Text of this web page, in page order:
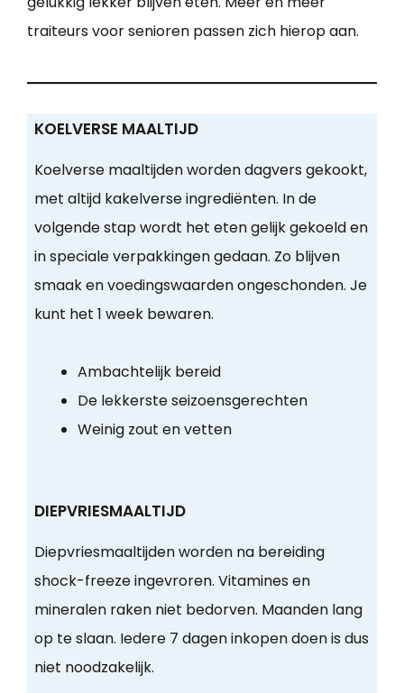
traiteurs voor senioren passen zich hierop aan.
KOELVERSE MAALTIJD
Koelverse maaltijden worden dagvers gekookt,
met altijd kakelverse ingrediënten. In de
volgende stap wordt het eten gelijk gekoeld en
in speciale verpakkingen gedaan. Zo blijven
smaak en voedingswaarden ongeschonden. Je
kunt het 1 week bewaren.
Ambachtelijk bereid
De lekkerste seizoensgerechten
Weinig zout en vetten
DIEPVRIESMAALTIJD
Diepvriesmaaltijden worden na bereiding
shock-freeze ingevroren. Vitamines en
mineralen raken niet bedorven. Maanden lang
op te slaan. Iedere 7 dagen inkopen doen is dus
niet noodzakelijk.